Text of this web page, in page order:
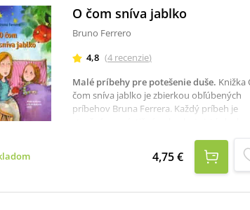
O čom sníva jablko
Bruno Ferrero
4,8 (4 recenzie)
Malé príbehy pre potešenie duše. Knižka
čom sníva jablko je zbierkou obľúbených
príbehov Bruna Ferrera. Každý príbeh je
múdrosť a je zakončený hlavnou
Príbehy je vhodné "dávkovať" v malých
dávkach postupne každý deň; tak môže
4,75 €